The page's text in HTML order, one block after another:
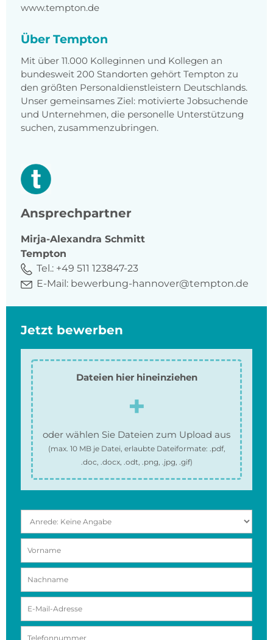
www.tempton.de
Über Tempton
Mit über 11.000 Kolleginnen und Kollegen an
bundesweit 200 Standorten gehört Tempton zu
den größten Personaldienstleistern Deutschlands.
Unser gemeinsames Ziel: motivierte Jobsuchende
und Unternehmen, die personelle Unterstützung
suchen, zusammenzubringen.
Ansprechpartner
Mirja-Alexandra Schmitt
Tempton
Tel.: +49 511 123847-23
E-Mail: bewerbung-hannover@tempton.de
Jetzt bewerben
Dateien hier hineinziehen
oder wählen Sie Dateien zum Upload aus
(max. 10 MBje Datei, erlaubte Dateiformate: .pdf,
.doc, .docx, .odt, .png, .jpg, .gif)